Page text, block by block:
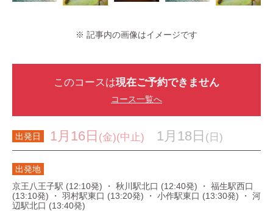
※ 記事内の画像はイメージです
このコースは現在ご予約できません
コース一覧へ
出発日 1月16日 (金)(中止) 1月18日 (日)
出発地
京王八王子駅 (12:10発) ・ 秋川駅北口 (12:40発) ・ 福生駅西口
(13:10発) ・ 羽村駅東口 (13:20発) ・ 小作駅東口 (13:30発) ・ 河
辺駅北口 (13:40発)